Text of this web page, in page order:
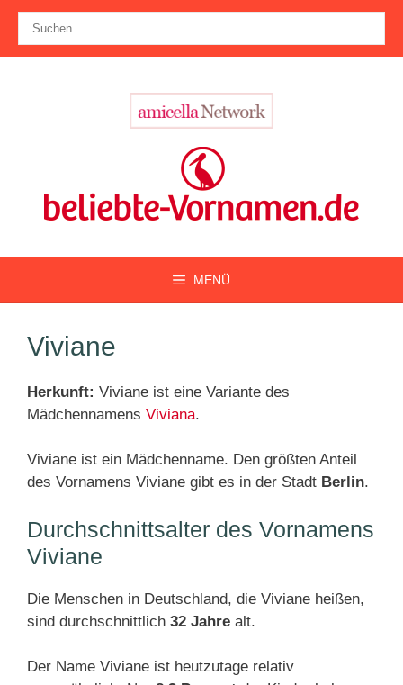
Zum
Inhalt
springen
nach:
MENÜ
Viviane
Herkunft: Viviane ist eine Variante des
Mädchennamens Viviana.
Viviane ist ein Mädchenname. Den größten Anteil
des Vornamens Viviane gibt es in der Stadt Berlin.
Durchschnittsalter des Vornamens
Viviane
Die Menschen in Deutschland, die Viviane heißen,
sind durchschnittlich 32 Jahre alt.
Der Name Viviane ist heutzutage relativ